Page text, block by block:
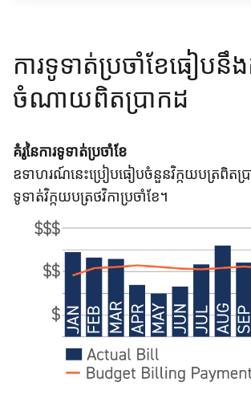
ការទូទាត់ប្រចាំខែធៀបនឹង
ចំណាយពិតប្រាកដ
គំរូនៃការទូទាត់ប្រចាំខែ
ឧទាហរណ៍នេះប្រៀបធៀបចំនួនវិក្កយបត្រពិតប្
ទូទាត់វិក្កយបត្រថវិកាប្រចាំខែ។